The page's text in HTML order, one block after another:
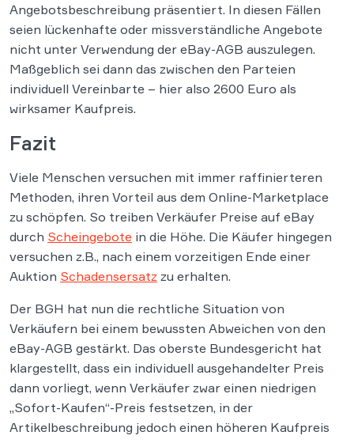
Angebotsbeschreibung präsentiert. In diesen Fällen
seien lückenhafte oder missverständliche Angebote
nicht unter Verwendung der eBay-AGB auszulegen.
Maßgeblich sei dann das zwischen den Parteien
individuell Vereinbarte – hier also 2600 Euro als
wirksamer Kaufpreis.
Fazit
Viele Menschen versuchen mit immer raffinierteren
Methoden, ihren Vorteil aus dem Online-Marketplace
zu schöpfen. So treiben Verkäufer Preise auf eBay
durch Scheingebote in die Höhe. Die Käufer hingegen
versuchen z.B., nach einem vorzeitigen Ende einer
Auktion Schadensersatz zu erhalten.
Der BGH hat nun die rechtliche Situation von
Verkäufern bei einem bewussten Abweichen von den
eBay-AGB gestärkt. Das oberste Bundesgericht hat
klargestellt, dass ein individuell ausgehandelter Preis
dann vorliegt, wenn Verkäufer zwar einen niedrigen
„Sofort-Kaufen“-Preis festsetzen, in der
Artikelbeschreibung jedoch einen höheren Kaufpreis